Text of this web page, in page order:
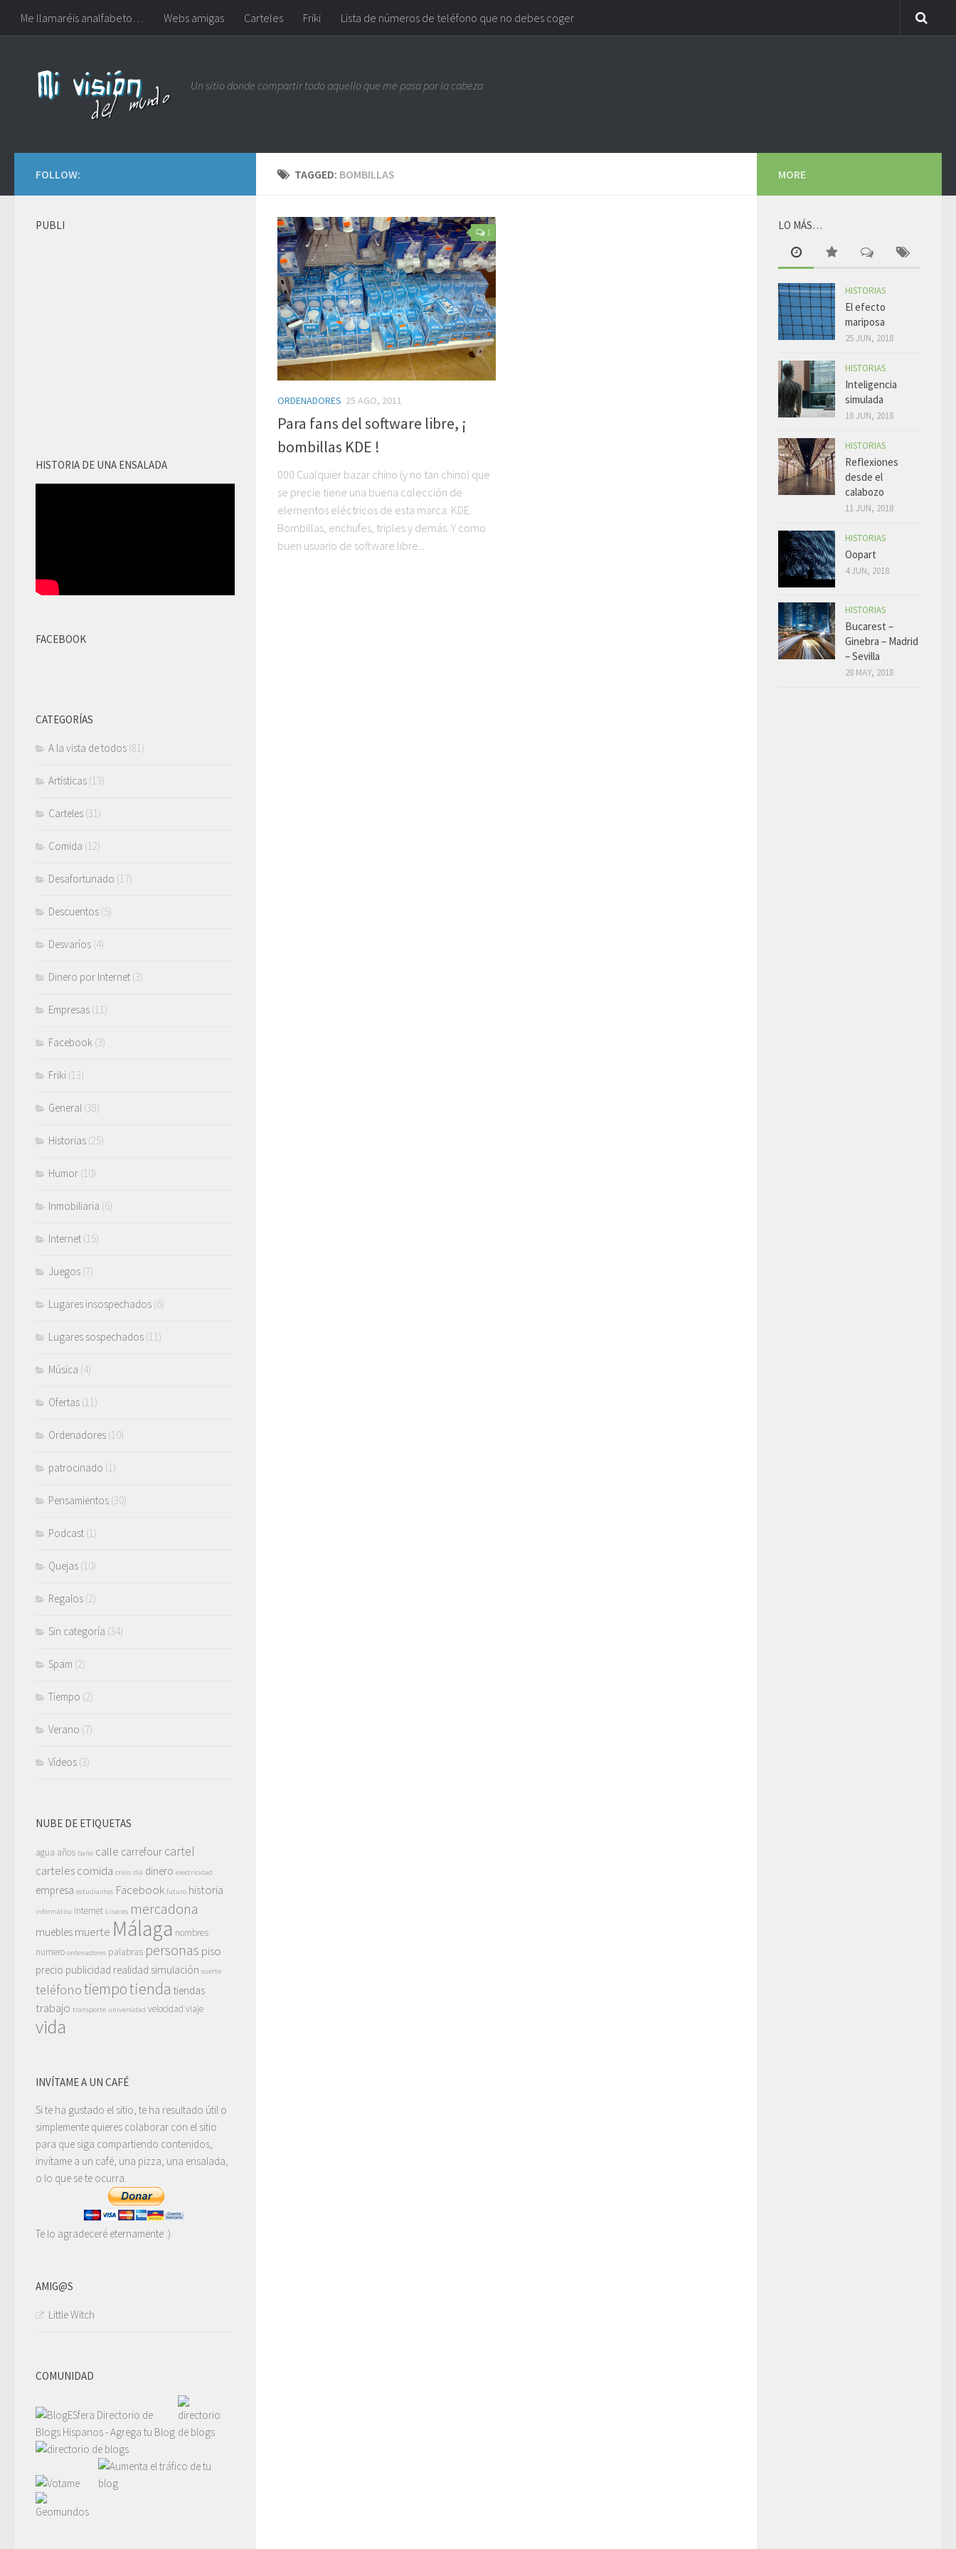
Me llamaréis analfabeto… Webs amigas Carteles Friki Lista de números de teléfono que no debes coger
Un sitio donde compartir todo aquello que me pasa por la cabeza
TAGGED: BOMBILLAS
1
ORDENADORES 25 AGO, 2011
Para fans del software libre, ¡
bombillas KDE !
000 Cualquier bazar chino (y no tan chino) que
se precie tiene una buena colección de
elementos eléctricos de esta marca. KDE.
Bombillas, enchufes, triples y demás. Y como
buen usuario de software libre...
FOLLOW:
PUBLI
HISTORIA DE UNA ENSALADA
FACEBOOK
CATEGORÍAS
A la vista de todos (81)
Artísticas (13)
Carteles (31)
Comida (12)
Desafortunado (17)
Descuentos (5)
Desvaríos (4)
Dinero por Internet (3)
Empresas (11)
Facebook (3)
Friki (13)
General (38)
Historias (25)
Humor (10)
Inmobiliaria (6)
Internet (15)
Juegos (7)
Lugares insospechados (6)
Lugares sospechados (11)
Música (4)
Ofertas (11)
Ordenadores (10)
patrocinado (1)
Pensamientos (30)
Podcast (1)
Quejas (10)
Regalos (2)
Sin categoría (34)
Spam (2)
Tiempo (2)
Verano (7)
Vídeos (3)
NUBE DE ETIQUETAS
agua años baño calle carrefour cartel
cartelescomida crisis dia dinero electricidad
empresa estudiantes Facebook futuro historia
informática internet Linares mercadona
muebles muerte Málaga nombres
numero ordenadores palabras personas piso
precio publicidad realidad simulación suerte
teléfonotiempotienda tiendas
trabajo transporte universidad velocidad viaje
vida
INVÍTAME A UN CAFÉ
Si te ha gustado el sitio, te ha resultado útil o
simplemente quieres colaborar con el sitio
para que siga compartiendo contenidos,
invítame a un café, una pizza, una ensalada,
o lo que se te ocurra.
Te lo agradeceré eternamente :)
AMIG@S
Little Witch
COMUNIDAD
MORE
LO MÁS…
HISTORIAS
El efecto
mariposa
25 JUN, 2018
HISTORIAS
Inteligencia
simulada
18 JUN, 2018
HISTORIAS
Reflexiones
desde el
calabozo
11 JUN, 2018
HISTORIAS
Oopart
4 JUN, 2018
HISTORIAS
Bucarest –
Ginebra – Madrid
– Sevilla
28 MAY, 2018